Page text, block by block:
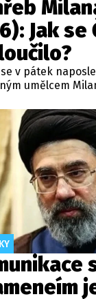
Jak se
v pátek
umělcem
času
a ředitelem